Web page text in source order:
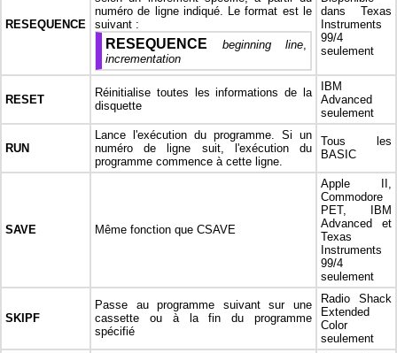
RESEQUENCE
numéro de ligne indiqué. Le format est le
suivant :
RESEQUENCE beginning line,
incrementation
dans Texas
Instruments
99/4
seulement
RESET
Réinitialise toutes les informations de la
disquette
IBM
Advanced
seulement
RUN
Lance l'exécution du programme. Si un
numéro de ligne suit, l'exécution du
programme commence à cette ligne.
Tous les
BASIC
SAVE Même fonction que CSAVE
Apple II,
Commodore
PET, IBM
Advanced et
Texas
Instruments
99/4
seulement
SKIPF
Passe au programme suivant sur une
cassette ou à la fin du programme
spécifié
Radio Shack
Extended
Color
seulement